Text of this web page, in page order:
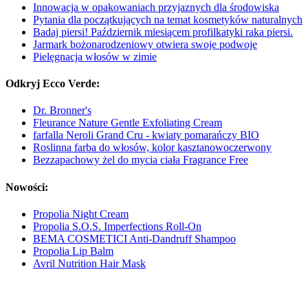
Innowacja w opakowaniach przyjaznych dla środowiska
Pytania dla początkujących na temat kosmetyków naturalnych
Badaj piersi! Październik miesiącem profilkatyki raka piersi.
Jarmark bożonarodzeniowy otwiera swoje podwoje
Pielęgnacja włosów w zimie
Odkryj Ecco Verde:
Dr. Bronner's
Fleurance Nature Gentle Exfoliating Cream
farfalla Neroli Grand Cru - kwiaty pomarańczy BIO
Roslinna farba do włosów, kolor kasztanowoczerwony
Bezzapachowy żel do mycia ciała Fragrance Free
Nowości:
Propolia Night Cream
Propolia S.O.S. Imperfections Roll-On
BEMA COSMETICI Anti-Dandruff Shampoo
Propolia Lip Balm
Avril Nutrition Hair Mask